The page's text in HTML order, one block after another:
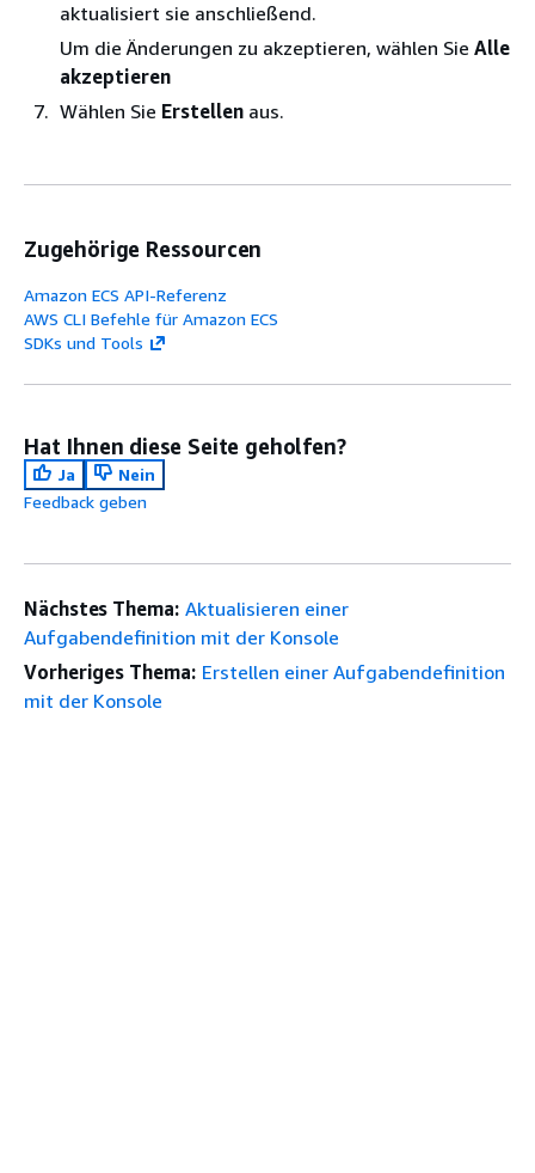
aktualisiert sie anschließend.
Um die Änderungen zu akzeptieren, wählen Sie Alle
akzeptieren
Wählen Sie Erstellen aus.
Zugehörige Ressourcen
Amazon ECS API-Referenz
AWS CLI Befehle für Amazon ECS
SDKs und Tools
Hat Ihnen diese Seite geholfen?
Ja
Nein
Feedback geben
Nächstes Thema: Aktualisieren einer
Aufgabendefinition mit der Konsole
Vorheriges Thema: Erstellen einer Aufgabendefinition
mit der Konsole